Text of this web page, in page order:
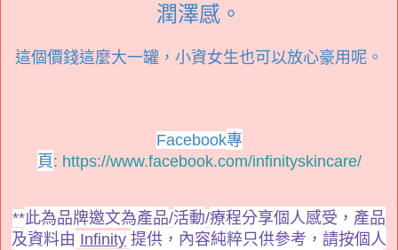
潤澤感。
這個價錢這麼大一罐，小資女生也可以放心豪用呢。
Facebook專
頁: https://www.facebook.com/infinityskincare/
**此為品牌邀文為產品/活動/療程分享個人感受， 產品
及資料由 Infinity 提供，內容純粹只供參考，請按個人